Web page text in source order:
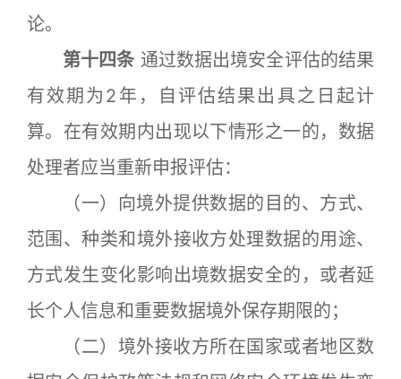
论。
第十四条 通过数据出境安全评估的结果
有效期为2年，自评估结果出具之日起计
算。在有效期内出现以下情形之一的，数据
处理者应当重新申报评估：
（一）向境外提供数据的目的、方式、
范围、种类和境外接收方处理数据的用途、
方式发生变化影响出境数据安全的，或者延
长个人信息和重要数据境外保存期限的；
（二）境外接收方所在国家或者地区数